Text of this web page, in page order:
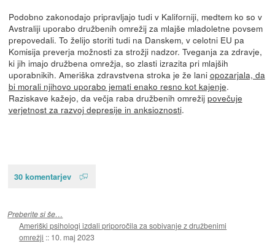
Podobno zakonodajo pripravljajo tudi v Kaliforniji, medtem ko so v
Avstraliji uporabo družbenih omrežij za mlajše mladoletne povsem
prepovedali. To želijo storiti tudi na Danskem, v celotni EU pa
Komisija preverja možnosti za strožji nadzor. Tveganja za zdravje,
ki jih imajo družbena omrežja, so zlasti izrazita pri mlajših
uporabnikih. Ameriška zdravstvena stroka je že lani opozarjala, da
bi morali njihovo uporabo jemati enako resno kot kajenje.
Raziskave kažejo, da večja raba družbenih omrežij povečuje
verjetnost za razvoj depresije in anksioznosti.
30 komentarjev
Preberite si še…
Ameriški psihologi izdali priporočila za sobivanje z družbenimi
omrežji :: 10. maj 2023